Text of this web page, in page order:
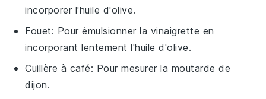
incorporer l'huile d'olive.
Fouet: Pour émulsionner la vinaigrette en
incorporant lentement l'huile d'olive.
Cuillère à café: Pour mesurer la moutarde de
dijon.